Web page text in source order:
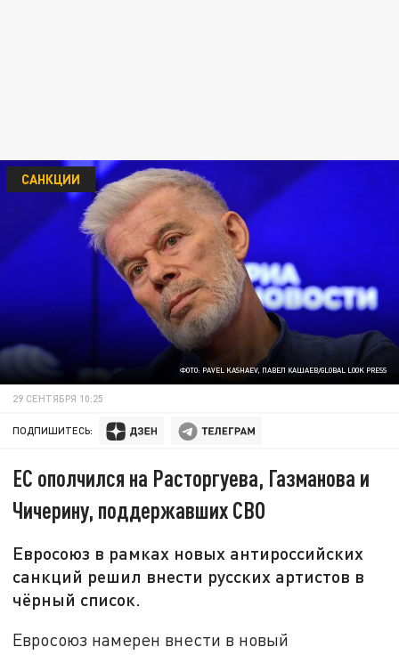
ФОТО: PAVEL KASHAEV, ПАВЕЛ КАШАЕВ/GLOBAL LOOK PRESS
САНКЦИИ
29 СЕНТЯБРЯ 10:25
ПОДПИШИТЕСЬ:
ЕС ополчился на Расторгуева, Газманова и
Чичерину, поддержавших СВО
Евросоюз в рамках новых антироссийских
санкций решил внести русских артистов в
чёрный список.
Евросоюз намерен внести в новый